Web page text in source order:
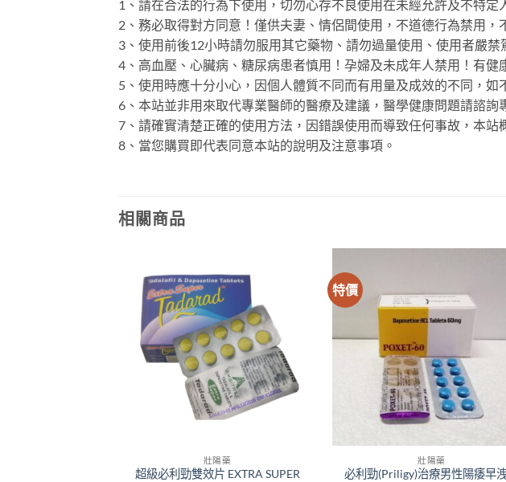
1、請在合法的行為下使用，切勿心存不良使用在未經允許及不特定
2、務必取得對方同意！僅供夫妻、情侶間使用，不道德行為禁用，
3、使用前後12小時請勿服用其它藥物、請勿過量使用、使用者嚴禁
4、高血壓、心臟病、糖尿病患者慎用！孕婦及未成年人禁用！有健
5、使用時應十分小心，因個人體質不同而有用量及成效的不同，如
6、本站並非用來取代專業醫師的醫療及建議，醫學健康問題請諮詢
7、請確實清楚正確的使用方法，因錯誤使用而導致任何事故，本站
8、當您購買即代表同意本站的說明及注意事項。
相關商品
壯陽藥
超級必利勁雙效片 EXTRA SUPER
特價
壯陽藥
必利勁(Priligy)治療男性陽痿早